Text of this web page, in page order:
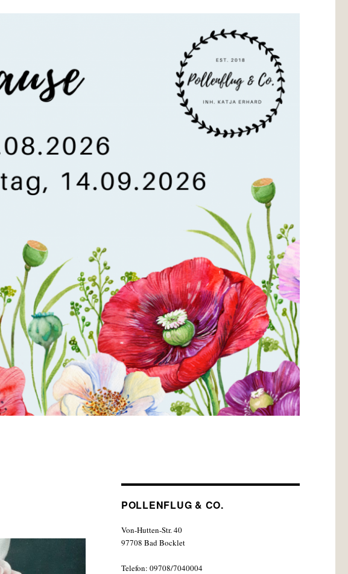
POLLENFLUG & CO.
Von-Hutten-Str. 40
97708 Bad Bocklet
Telefon: 09708/7040004